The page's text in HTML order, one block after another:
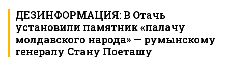
ДЕЗИНФОРМАЦИЯ: В Отачь
установили памятник «палачу
молдавского народа» — румынскому
генералу Стану Поеташу